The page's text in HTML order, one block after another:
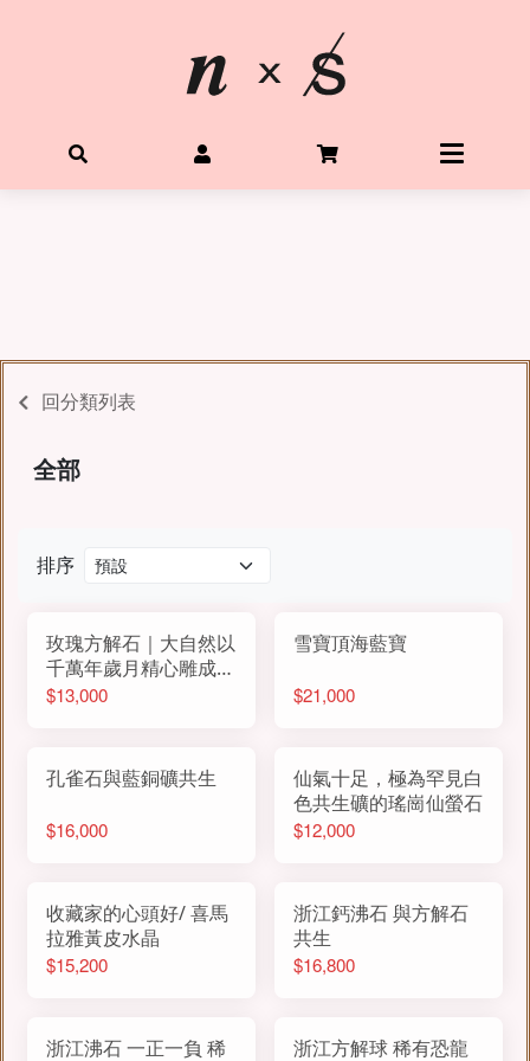
首頁
關於星光水晶
購物需知
回分類列表
排序
玫瑰方解石｜大自然以
千萬年歲月精心雕成的
「白玫瑰」
$13,000
雪寶頂海藍寶
$21,000
孔雀石與藍銅礦共生
$16,000
仙氣十足，極為罕見白
色共生礦的瑤崗仙螢石
$12,000
收藏家的心頭好/ 喜馬
拉雅黃皮水晶
$15,200
浙江鈣沸石 與方解石
共生
$16,800
浙江沸石 一正一負 稀
浙江方解球 稀有恐龍
全部